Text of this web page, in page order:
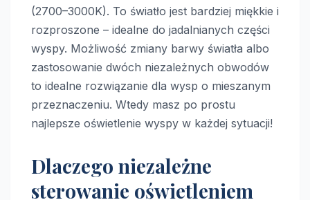
(2700–3000K). To światło jest bardziej miękkie i
rozproszone – idealne do jadalnianych części
wyspy. Możliwość zmiany barwy światła albo
zastosowanie dwóch niezależnych obwodów
to idealne rozwiązanie dla wysp o mieszanym
przeznaczeniu. Wtedy masz po prostu
najlepsze oświetlenie wyspy w każdej sytuacji!
Dlaczego niezależne
sterowanie oświetleniem